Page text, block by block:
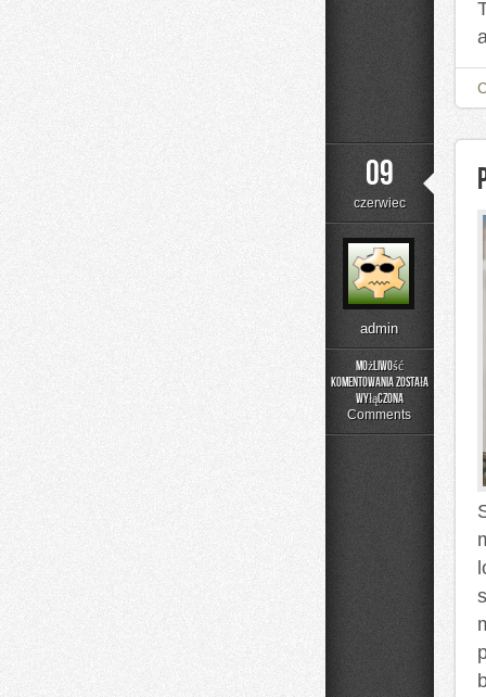
09
czerwiec
admin
Możliwość
komentowania
Podstawy
Matematyki
została
wyłączona
Comments